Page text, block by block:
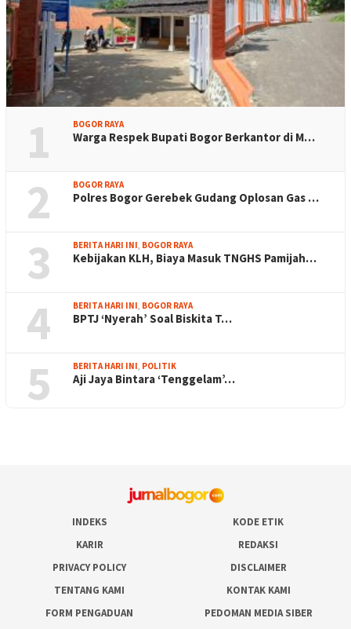
1 BOGOR RAYA
Warga Respek Bupati Bogor Berkantor di M…
2 BOGOR RAYA
Polres Bogor Gerebek Gudang Oplosan Gas …
3 BERITA HARI INI, BOGOR RAYA
Kebijakan KLH, Biaya Masuk TNGHS Pamijah…
4 BERITA HARI INI, BOGOR RAYA
BPTJ ‘Nyerah’ Soal Biskita T…
5 BERITA HARI INI, POLITIK
Aji Jaya Bintara ‘Tenggelam’…
INDEKS
KODE ETIK
KARIR
REDAKSI
PRIVACY POLICY
DISCLAIMER
TENTANG KAMI
KONTAK KAMI
FORM PENGADUAN
PEDOMAN MEDIA SIBER